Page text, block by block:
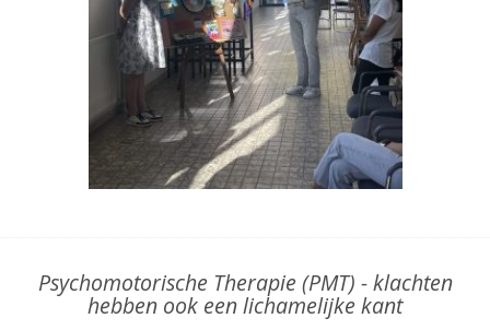
Psychomotorische Therapie (PMT) - klachten
hebben ook een lichamelijke kant